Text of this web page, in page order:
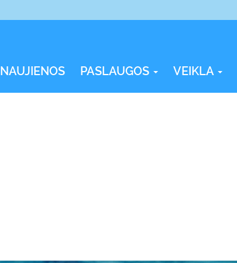
NAUJIENOS PASLAUGOS VEIKLA